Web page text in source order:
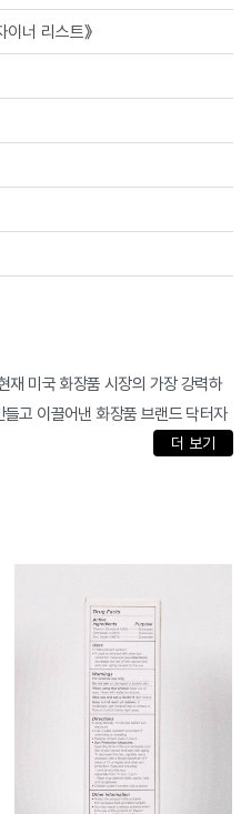
너 리스트》
재 미국 화장품 시장의 가장 강력하
고 이끌어낸 화장품 브랜드 닥터자
더 보기